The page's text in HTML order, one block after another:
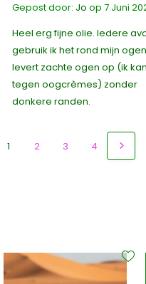
Gepost door: Jo op 7 Juni
Heel erg fijne olie. Iedere
gebruik ik het rond mijn
levert zachte ogen op (ik
tegen oogcrèmes) zonder
donkere randen.
1 2 3 4 5